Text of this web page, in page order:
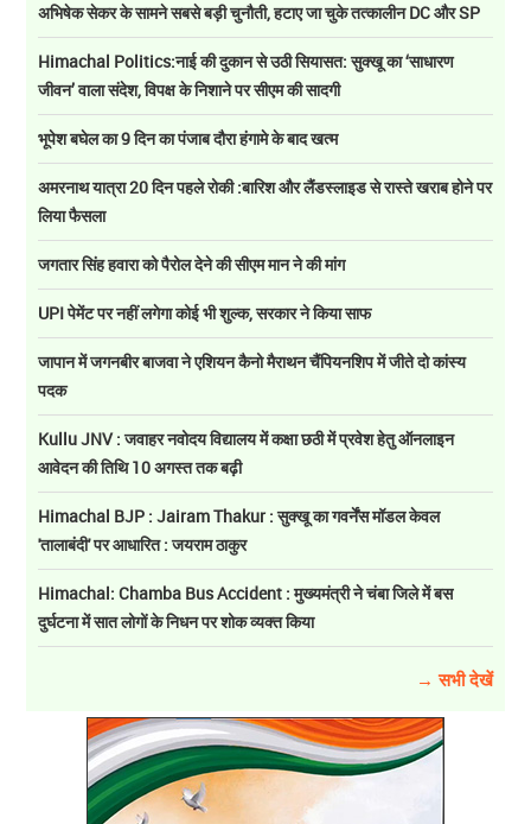
अभिषेक सेकर के सामने सबसे बड़ी चुनौती, हटाए जा चुके तत्कालीन DC और SP
Himachal Politics:नाई की दुकान से उठी सियासत: सुक्खू का ‘साधारण
जीवन’ वाला संदेश, विपक्ष के निशाने पर सीएम की सादगी
भूपेश बघेल का 9 दिन का पंजाब दौरा हंगामे के बाद खत्म
अमरनाथ यात्रा 20 दिन पहले रोकी :बारिश और लैंडस्लाइड से रास्ते खराब होने पर
लिया फैसला
जगतार सिंह हवारा को पैरोल देने की सीएम मान ने की मांग
UPI पेमेंट पर नहीं लगेगा कोई भी शुल्क, सरकार ने किया साफ
जापान में जगनबीर बाजवा ने एशियन कैनो मैराथन चैंपियनशिप में जीते दो कांस्य
पदक
Kullu JNV : जवाहर नवोदय विद्यालय में कक्षा छठी में प्रवेश हेतु ऑनलाइन
आवेदन की तिथि 10 अगस्त तक बढ़ी
Himachal BJP : Jairam Thakur : सुक्खू का गवर्नेंस मॉडल केवल
'तालाबंदी' पर आधारित : जयराम ठाकुर
Himachal: Chamba Bus Accident : मुख्यमंत्री ने चंबा जिले में बस
दुर्घटना में सात लोगों के निधन पर शोक व्यक्त किया
→ सभी देखें